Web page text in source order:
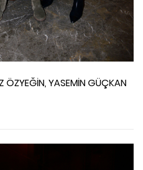
ÖZYEĞİN, YASEMİN GÜÇKAN